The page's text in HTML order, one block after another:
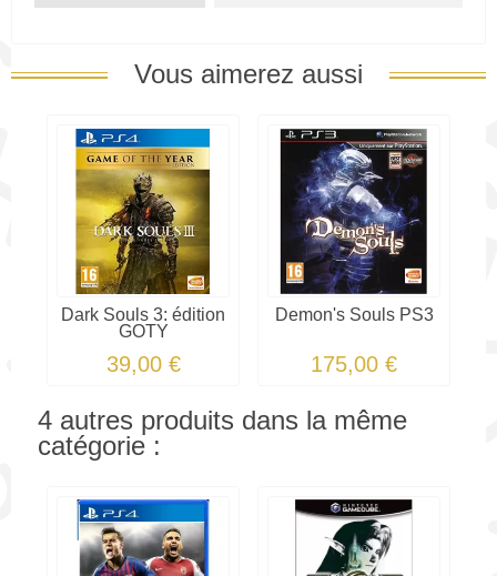
Vous aimerez aussi
Dark Souls 3: édition
GOTY
39,00 €
Demon's Souls PS3
175,00 €
4 autres produits dans la même
catégorie :